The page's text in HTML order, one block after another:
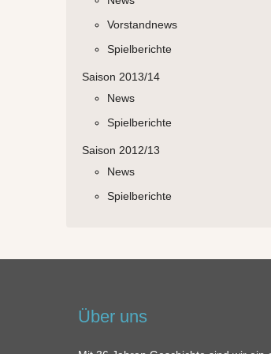
Vorstandnews
Spielberichte
Saison 2013/14
News
Spielberichte
Saison 2012/13
News
Spielberichte
Über uns